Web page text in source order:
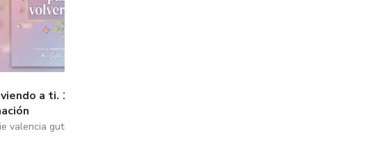
a ti. 116 libros de
valencia gutierrez